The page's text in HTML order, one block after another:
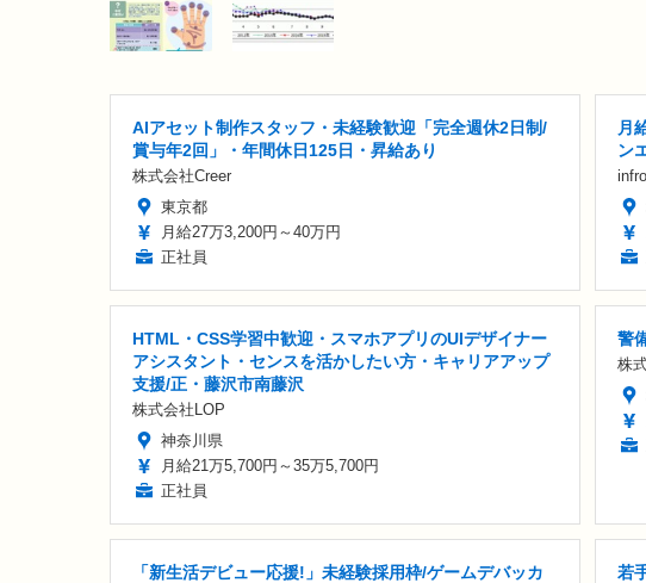
AIアセット制作スタッフ・未経験歓迎「完全週休2日制/
賞与年2回」・年間休日125日・昇給あり
株式会社Creer
東京都
月給27万3,200円～40万円
正社員
月
ン
HTML・CSS学習中歓迎・スマホアプリのUIデザイナー
アシスタント・センスを活かしたい方・キャリアアップ
支援/正・藤沢市南藤沢
株式会社LOP
神奈川県
月給21万5,700円～35万5,700円
正社員
警
株
「新生活デビュー応援!」未経験採用枠/ゲームデバッカ
若